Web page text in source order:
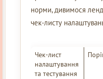
норми, дивимося
чек-листу
Чек-лист
налаштування
та тестування